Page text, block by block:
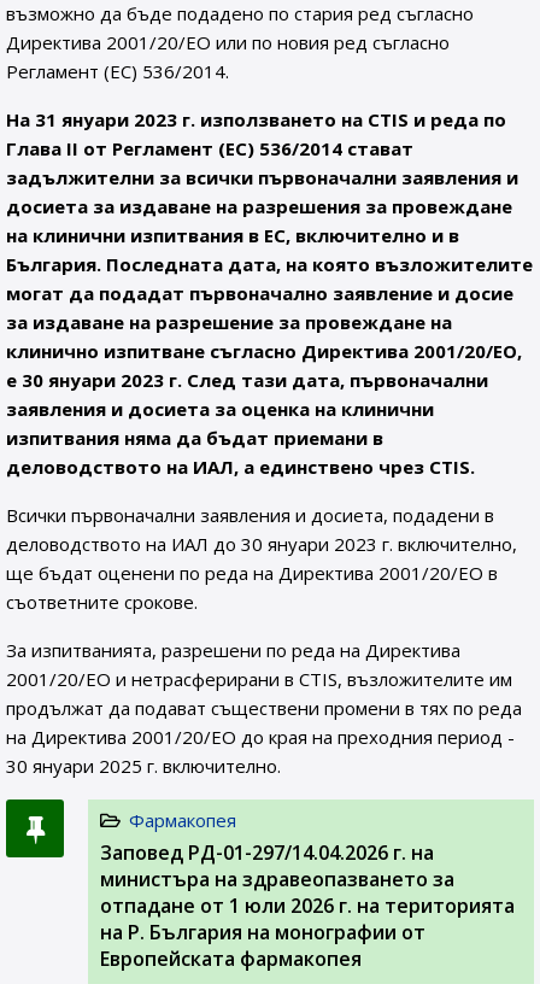
възможно да бъде подадено по стария ред съгласно
Директива 2001/20/ЕО или по новия ред съгласно
Регламент (ЕС) 536/2014.
На 31 януари 2023 г. използването на CTIS и реда по
Глава II от Регламент (ЕС) 536/2014 стават
задължителни за всички първоначални заявления и
досиета за издаване на разрешения за провеждане
на клинични изпитвания в ЕС, включително и в
България. Последната дата, на която възложителите
могат да подадат първоначално заявление и досие
за издаване на разрешение за провеждане на
клинично изпитване съгласно Директива 2001/20/ЕО,
е 30 януари 2023 г. След тази дата, първоначални
заявления и досиета за оценка на клинични
изпитвания няма да бъдат приемани в
деловодството на ИАЛ, а единствено чрез CTIS.
Всички първоначални заявления и досиета, подадени в
деловодството на ИАЛ до 30 януари 2023 г. включително,
ще бъдат оценени по реда на Директива 2001/20/ЕО в
съответните срокове.
За изпитванията, разрешени по реда на Директива
2001/20/ЕО и нетрасферирани в CTIS, възложителите им
продължат да подават съществени промени в тях по реда
на Директива 2001/20/ЕО до края на преходния период -
30 януари 2025 г. включително.
Фармакопея
Заповед РД-01-297/14.04.2026 г. на
министъра на здравеопазването за
отпадане от 1 юли 2026 г. на територията
на Р. България на монографии от
Европейската фармакопея